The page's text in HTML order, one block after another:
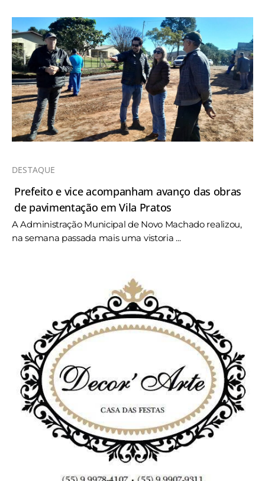
DESTAQUE
Prefeito e vice acompanham avanço das obras
de pavimentação em Vila Pratos
A Administração Municipal de Novo Machado realizou,
na semana passada mais uma vistoria ...